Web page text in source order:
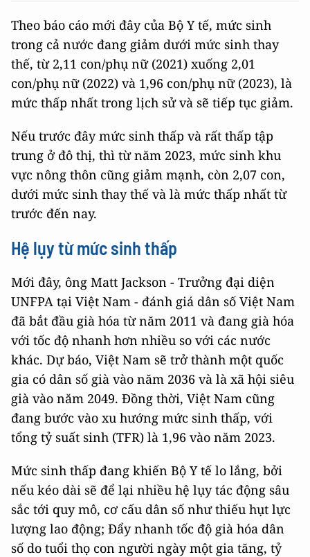
Theo báo cáo mới đây của Bộ Y tế, mức sinh
trong cả nước đang giảm dưới mức sinh thay
thế, từ 2,11 con/phụ nữ (2021) xuống 2,01
con/phụ nữ (2022) và 1,96 con/phụ nữ (2023), là
mức thấp nhất trong lịch sử và sẽ tiếp tục giảm.
Nếu trước đây mức sinh thấp và rất thấp tập
trung ở đô thị, thì từ năm 2023, mức sinh khu
vực nông thôn cũng giảm mạnh, còn 2,07 con,
dưới mức sinh thay thế và là mức thấp nhất từ
trước đến nay.
Hệ lụy từ mức sinh thấp
Mới đây, ông Matt Jackson - Trưởng đại diện
UNFPA tại Việt Nam - đánh giá dân số Việt Nam
đã bắt đầu già hóa từ năm 2011 và đang già hóa
với tốc độ nhanh hơn nhiều so với các nước
khác. Dự báo, Việt Nam sẽ trở thành một quốc
gia có dân số già vào năm 2036 và là xã hội siêu
già vào năm 2049. Đồng thời, Việt Nam cũng
đang bước vào xu hướng mức sinh thấp, với
tổng tỷ suất sinh (TFR) là 1,96 vào năm 2023.
Mức sinh thấp đang khiến Bộ Y tế lo lắng, bởi
nếu kéo dài sẽ để lại nhiều hệ lụy tác động sâu
sắc tới quy mô, cơ cấu dân số như thiếu hụt lực
lượng lao động; Đẩy nhanh tốc độ già hóa dân
số do tuổi thọ con người ngày một gia tăng, tỷ